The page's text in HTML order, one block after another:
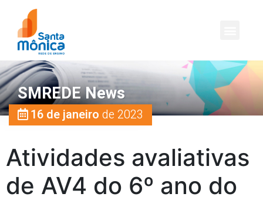
SMREDE News
16 de janeiro de 2023
Atividades avaliativas
de AV4 do 6º ano do